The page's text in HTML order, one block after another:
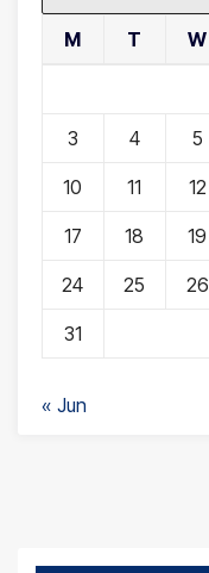
M T W
3 4 5
10 11 12
17 18 19
24 25 26
31
« Jun